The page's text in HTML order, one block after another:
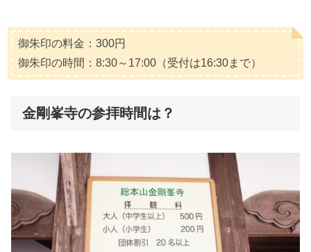
御朱印の料金：300円
御朱印の時間：8:30～17:00（受付は16:30まで）
金剛峯寺の参拝時間は？